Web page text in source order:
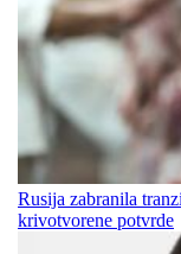
Rusija zabranila
krivotvorene potvrde